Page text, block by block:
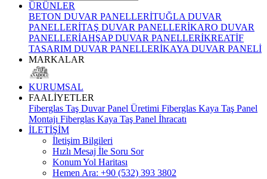
ÜRÜNLER
BETON DUVAR PANELLERİTUĞLA DUVAR
PANELLERİTAŞ DUVAR PANELLERİKARO DUVAR
PANELLERİAHŞAP DUVAR PANELLERİKREATİF
TASARIM DUVAR PANELLERİKAYA DUVAR PANELİ
MARKALAR
KURUMSAL
FAALİYETLER
Fiberglas Taş Duvar Panel Üretimi Fiberglas Kaya Taş Panel
Montajı Fiberglas Kaya Taş Panel İhracatı
İLETİŞİM
İletişim Bilgileri
Hızlı Mesaj İle Soru Sor
Konum Yol Haritası
Hemen Ara: +90 (532) 393 3802